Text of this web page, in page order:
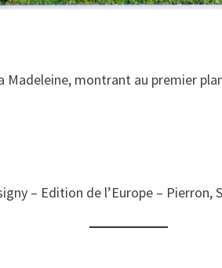
montrant au premier
– Edition de l’Europe – Pierron,